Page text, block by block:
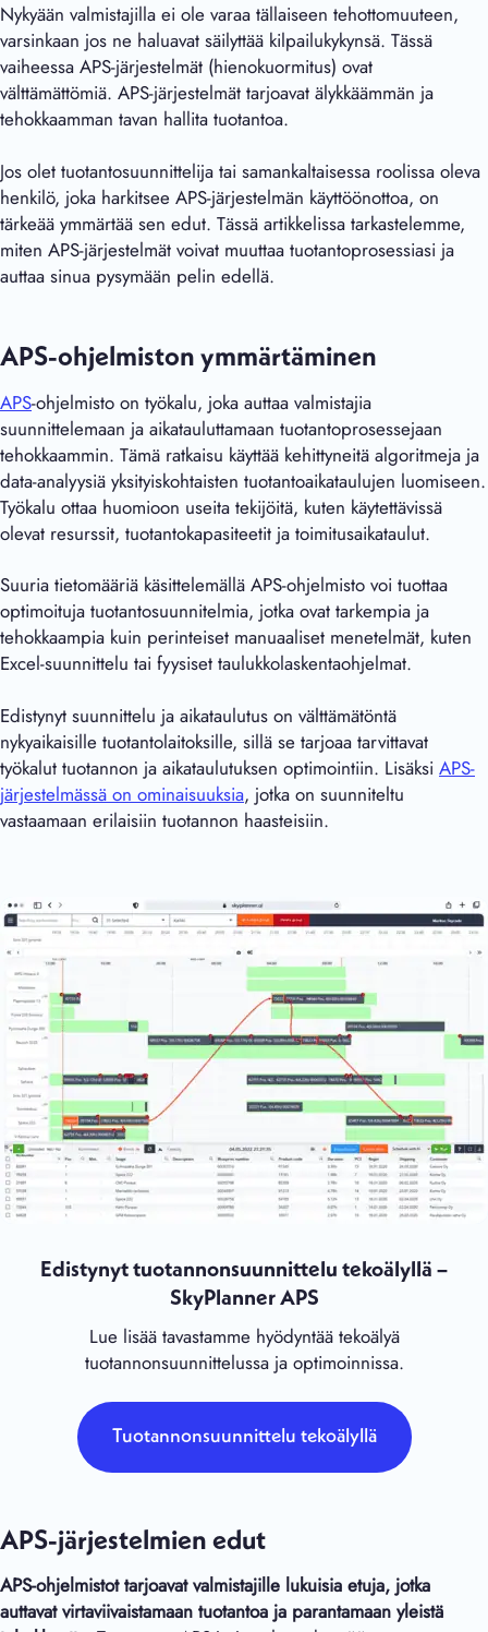
Nykyään valmistajilla ei ole varaa tällaiseen tehottomuuteen,
varsinkaan jos ne haluavat säilyttää kilpailukykynsä. Tässä
vaiheessa APS-järjestelmät (hienokuormitus) ovat
välttämättömiä. APS-järjestelmät tarjoavat älykkäämmän ja
tehokkaamman tavan hallita tuotantoa.
Jos olet tuotantosuunnittelija tai samankaltaisessa roolissa oleva
henkilö, joka harkitsee APS-järjestelmän käyttöönottoa, on
tärkeää ymmärtää sen edut. Tässä artikkelissa tarkastelemme,
miten APS-järjestelmät voivat muuttaa tuotantoprosessiasi ja
auttaa sinua pysymään pelin edellä.
APS-ohjelmiston ymmärtäminen
APS-ohjelmisto on työkalu, joka auttaa valmistajia
suunnittelemaan ja aikatauluttamaan tuotantoprosessejaan
tehokkaammin. Tämä ratkaisu käyttää kehittyneitä algoritmeja ja
data-analyysiä yksityiskohtaisten tuotantoaikataulujen luomiseen.
Työkalu ottaa huomioon useita tekijöitä, kuten käytettävissä
olevat resurssit, tuotantokapasiteetit ja toimitusaikataulut.
Suuria tietomääriä käsittelemällä APS-ohjelmisto voi tuottaa
optimoituja tuotantosuunnitelmia, jotka ovat tarkempia ja
tehokkaampia kuin perinteiset manuaaliset menetelmät, kuten
Excel-suunnittelu tai fyysiset taulukkolaskentaohjelmat.
Edistynyt suunnittelu ja aikataulutus on välttämätöntä
nykyaikaisille tuotantolaitoksille, sillä se tarjoaa tarvittavat
työkalut tuotannon ja aikataulutuksen optimointiin. Lisäksi APS-
järjestelmässä on ominaisuuksia, jotka on suunniteltu
vastaamaan erilaisiin tuotannon haasteisiin.
Edistynyt tuotannonsuunnittelu tekoälyllä –
SkyPlanner APS
Lue lisää tavastamme hyödyntää tekoälyä
tuotannonsuunnittelussa ja optimoinnissa.
Tuotannonsuunnittelu tekoälyllä
APS-järjestelmien edut
APS-ohjelmistot tarjoavat valmistajille lukuisia etuja, jotka
auttavat virtaviivaistamaan tuotantoa ja parantamaan yleistä